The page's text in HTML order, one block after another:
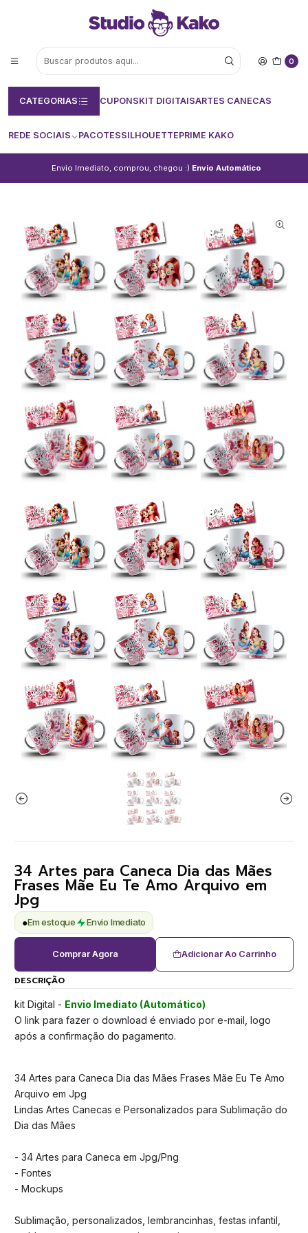
0
CATEGORIAS CUPONSKIT DIGITAISARTES CANECAS
REDE SOCIAIS PACOTESSILHOUETTEPRIME KAKO
Envio Imediato, comprou, chegou :) Envio Automático
34 Artes para Caneca Dia das Mães
Frases Mãe Eu Te Amo Arquivo em
Jpg
●Em estoque Envio Imediato
Adicionar Ao Carrinho
Comprar Agora
DESCRIÇÃO
kit Digital - Envio Imediato (Automático)
O link para fazer o download é enviado por e-mail, logo
após a confirmação do pagamento.
34 Artes para Caneca Dia das Mães Frases Mãe Eu Te Amo
Arquivo em Jpg
Lindas Artes Canecas e Personalizados para Sublimação do
Dia das Mães
- 34 Artes para Caneca em Jpg/Png
- Fontes
- Mockups
Sublimação, personalizados, lembrancinhas, festas infantil,